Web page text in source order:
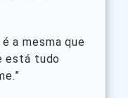
a mesma que
está tudo